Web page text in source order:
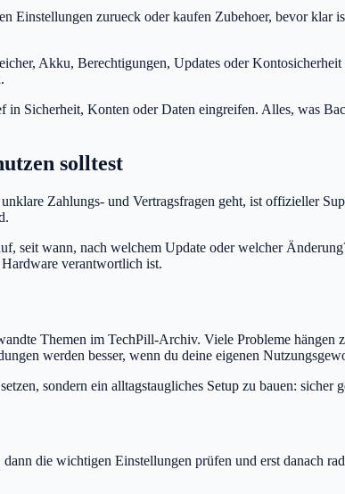
Einstellungen zurueck oder kaufen Zubehoer, bevor
Akku, Berechtigungen, Updates oder
Sicherheit, Konten oder Daten eingreifen. Alles, was
solltest
Zahlungs- und Vertragsfragen geht, ist offizieller
seit wann, nach welchem Update oder welcher
verantwortlich ist.
Themen im TechPill-Archiv. Viele Probleme hängen
werden besser, wenn du deine eigenen
sondern ein alltagstaugliches Setup zu bauen:
die wichtigen Einstellungen prüfen und erst danach